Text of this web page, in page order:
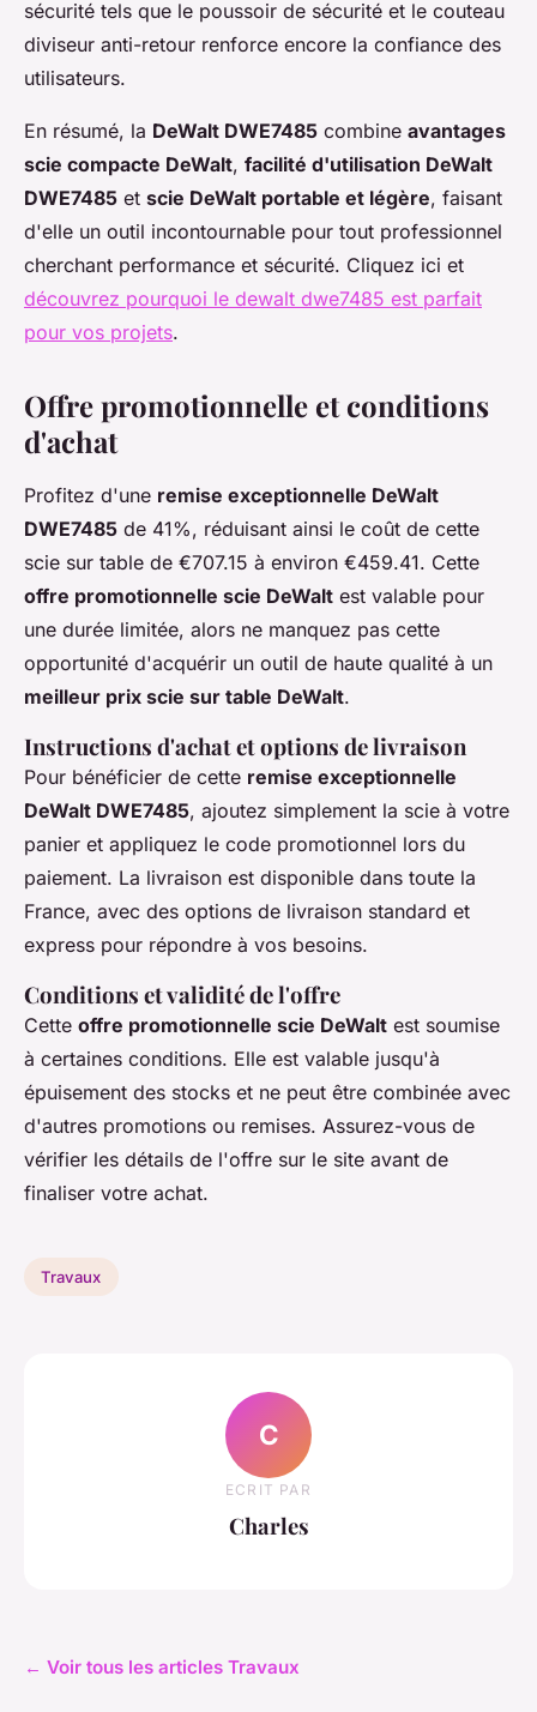
sécurité tels que le poussoir de sécurité et le couteau
diviseur anti-retour renforce encore la confiance des
utilisateurs.
En résumé, la DeWalt DWE7485 combine avantages
scie compacte DeWalt, facilité d'utilisation DeWalt
DWE7485 et scie DeWalt portable et légère, faisant
d'elle un outil incontournable pour tout professionnel
cherchant performance et sécurité. Cliquez ici et
découvrez pourquoi le dewalt dwe7485 est parfait
pour vos projets.
Offre promotionnelle et conditions
d'achat
Profitez d'une remise exceptionnelle DeWalt
DWE7485 de 41%, réduisant ainsi le coût de cette
scie sur table de €707.15 à environ €459.41. Cette
offre promotionnelle scie DeWalt est valable pour
une durée limitée, alors ne manquez pas cette
opportunité d'acquérir un outil de haute qualité à un
meilleur prix scie sur table DeWalt.
Instructions d'achat et options de livraison
Pour bénéficier de cette remise exceptionnelle
DeWalt DWE7485, ajoutez simplement la scie à votre
panier et appliquez le code promotionnel lors du
paiement. La livraison est disponible dans toute la
France, avec des options de livraison standard et
express pour répondre à vos besoins.
Conditions et validité de l'offre
Cette offre promotionnelle scie DeWalt est soumise
à certaines conditions. Elle est valable jusqu'à
épuisement des stocks et ne peut être combinée avec
d'autres promotions ou remises. Assurez-vous de
vérifier les détails de l'offre sur le site avant de
finaliser votre achat.
Travaux
C
ECRIT PAR
Charles
← Voir tous les articles Travaux